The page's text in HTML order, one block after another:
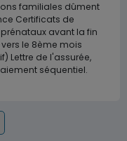
familiales dûment
Certificats de
avant la fin
le 8ème mois
Lettre de l'assurée,
séquentiel.